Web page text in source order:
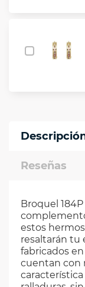
Reseñas
Broquel 184P
estos
resaltarán tu
fabricados
cuentan con